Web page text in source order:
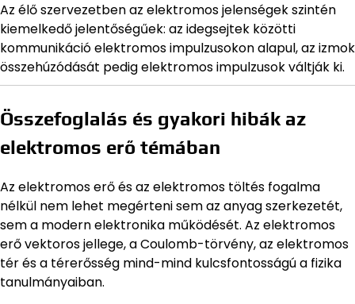
Az élő szervezetben az elektromos jelenségek szintén
kiemelkedő jelentőségűek: az idegsejtek közötti
kommunikáció elektromos impulzusokon alapul, az izmok
összehúzódását pedig elektromos impulzusok váltják ki.
Összefoglalás és gyakori hibák az
elektromos erő témában
Az elektromos erő és az elektromos töltés fogalma
nélkül nem lehet megérteni sem az anyag szerkezetét,
sem a modern elektronika működését. Az elektromos
erő vektoros jellege, a Coulomb-törvény, az elektromos
tér és a térerősség mind-mind kulcsfontosságú a fizika
tanulmányaiban.